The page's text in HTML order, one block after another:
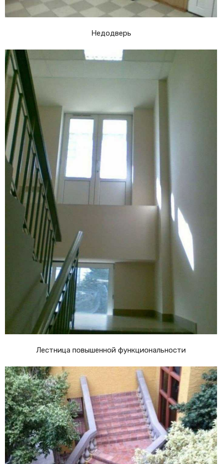
Недодверь
Лестница повышенной функциональности